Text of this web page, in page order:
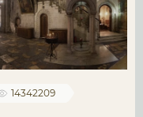
14342209